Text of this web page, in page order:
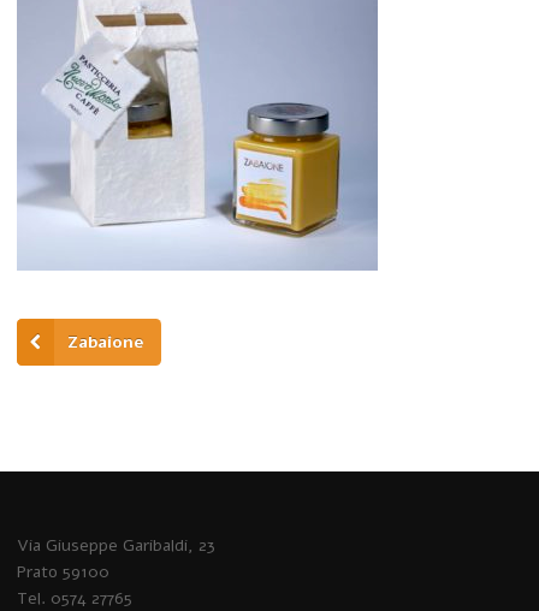
Zabaione
Via Giuseppe Garibaldi, 23
Prato 59100
Tel. 0574 27765